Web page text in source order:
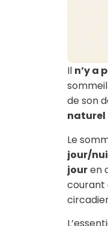
Il n’y a
de son
naturel
Le
jour/
jouren
courant